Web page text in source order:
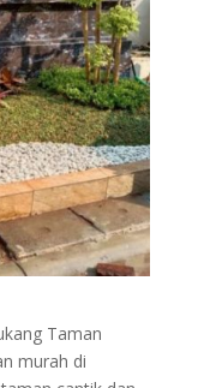
Taman
murah di